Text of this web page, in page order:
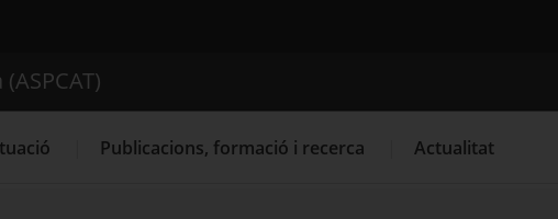
Cercador
Publicacions, formació i recerca Actualitat